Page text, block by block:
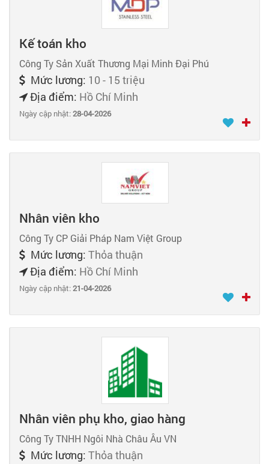
Kế toán kho
Công Ty Sản Xuất Thương Mại Minh Đại Phú
Mức lương: 10 - 15 triệu
Địa điểm: Hồ Chí Minh
Ngày cập nhật:28-04-2026
Nhân viên kho
Công Ty CP Giải Pháp Nam Việt Group
Mức lương: Thỏa thuận
Địa điểm: Hồ Chí Minh
Ngày cập nhật:21-04-2026
Nhân viên phụ kho, giao hàng
Công Ty TNHH Ngôi Nhà Châu Âu VN
Mức lương: Thỏa thuận